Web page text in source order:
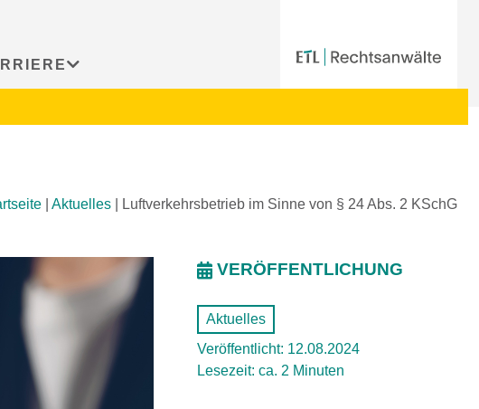
Aktuelles Luftverkehrsbetrieb im Sinne von § 24 Abs. 2 KSchG
VERÖFFENTLICHUNG
Aktuelles
Veröffentlicht: 12.08.2024
Lesezeit: ca. 2 Minuten